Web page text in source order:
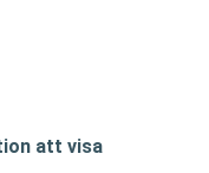
att visa